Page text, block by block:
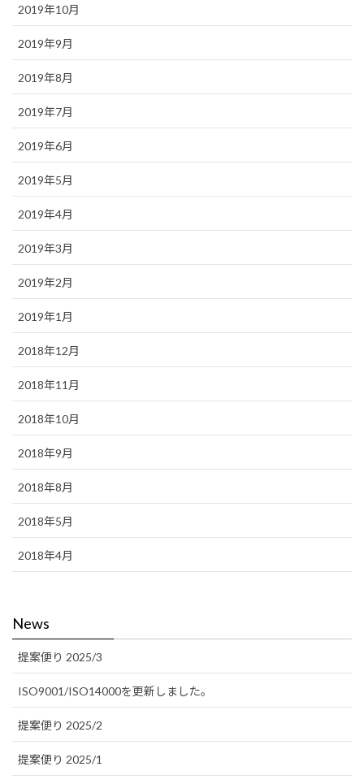
2019年10月
2019年9月
2019年8月
2019年7月
2019年6月
2019年5月
2019年4月
2019年3月
2019年2月
2019年1月
2018年12月
2018年11月
2018年10月
2018年9月
2018年8月
2018年5月
2018年4月
News
提案便り 2025/3
ISO9001/ISO14000を更新しました。
提案便り 2025/2
提案便り 2025/1